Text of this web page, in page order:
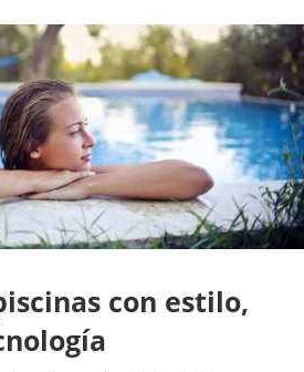
con estilo,